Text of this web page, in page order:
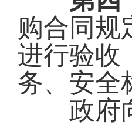
购合同规
进行验收
务、安全
政府向